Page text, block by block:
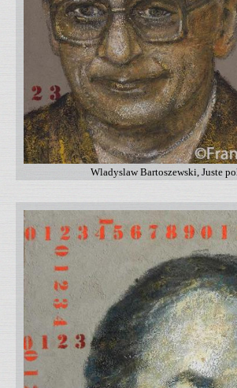
Wladyslaw Bartoszewski, Juste